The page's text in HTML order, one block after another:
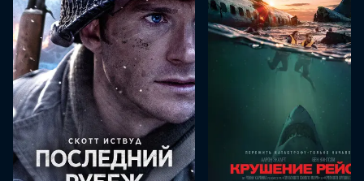
режиссёра Кеннета Брана по одноимённому роману
Агаты Кристи является ремейком известного фильма
1974 года. Новые декорации, новые актеры и новая
атмосфера вселяют новую жизнь в ставшую
легендарной и многократной экранизацию романа.
Оценка 6.9/ 10 (374 007 голосов)
6.5/ 10 (320 000 голосов)
Год
2017
Страна
Мальта, США
Слоган
«Под подозрением каждый»